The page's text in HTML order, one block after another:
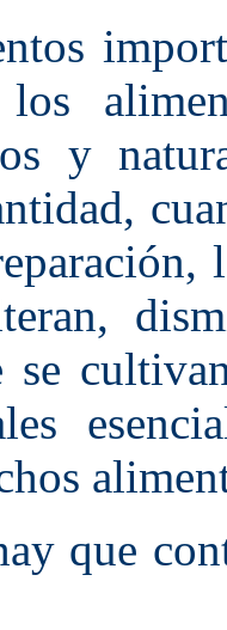
los
y
que